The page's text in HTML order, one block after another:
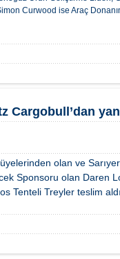
Curwood ise Araç
Cargobull’dan
olan ve
Sponsoru olan Daren
Tenteli Treyler teslim